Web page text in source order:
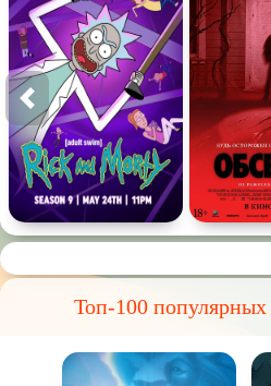
Топ-100